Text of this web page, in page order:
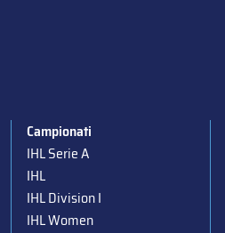
Campionati
IHL Serie A
IHL
IHL Division I
IHL Women